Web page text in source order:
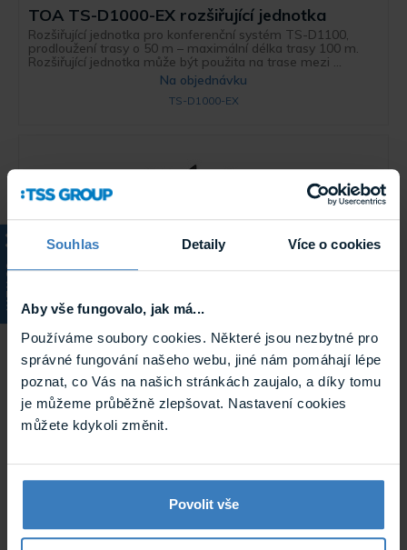
Souhlas Detaily Více o cookies
Aby vše fungovalo, jak má...
Používáme soubory cookies. Některé jsou nezbytné pro
správné fungování našeho webu, jiné nám pomáhají lépe
poznat, co Vás na našich stránkách zaujalo, a díky tomu
je můžeme průběžně zlepšovat. Nastavení cookies
můžete kdykoli změnit.
Povolit vše
KATALOG
TOA TS-D1000-EX rozšiřující jednotka
Rozšiřující jednotka pro konferenční systém TS-D1100,
prodloužení trasy o 50 m – maximální délka trasy 100 m.
Rozšiřující jednotka může být použita na trase mezi ...
Na objednávku
TS-D1000-EX
TOA MB-TS920 montážní kit do racku pro
TS-D1100-MU
Montážní kit do racku pro TS-D1100-MU řídící jednotku
konferenčního systému.
Na objednávku
MB-TS920